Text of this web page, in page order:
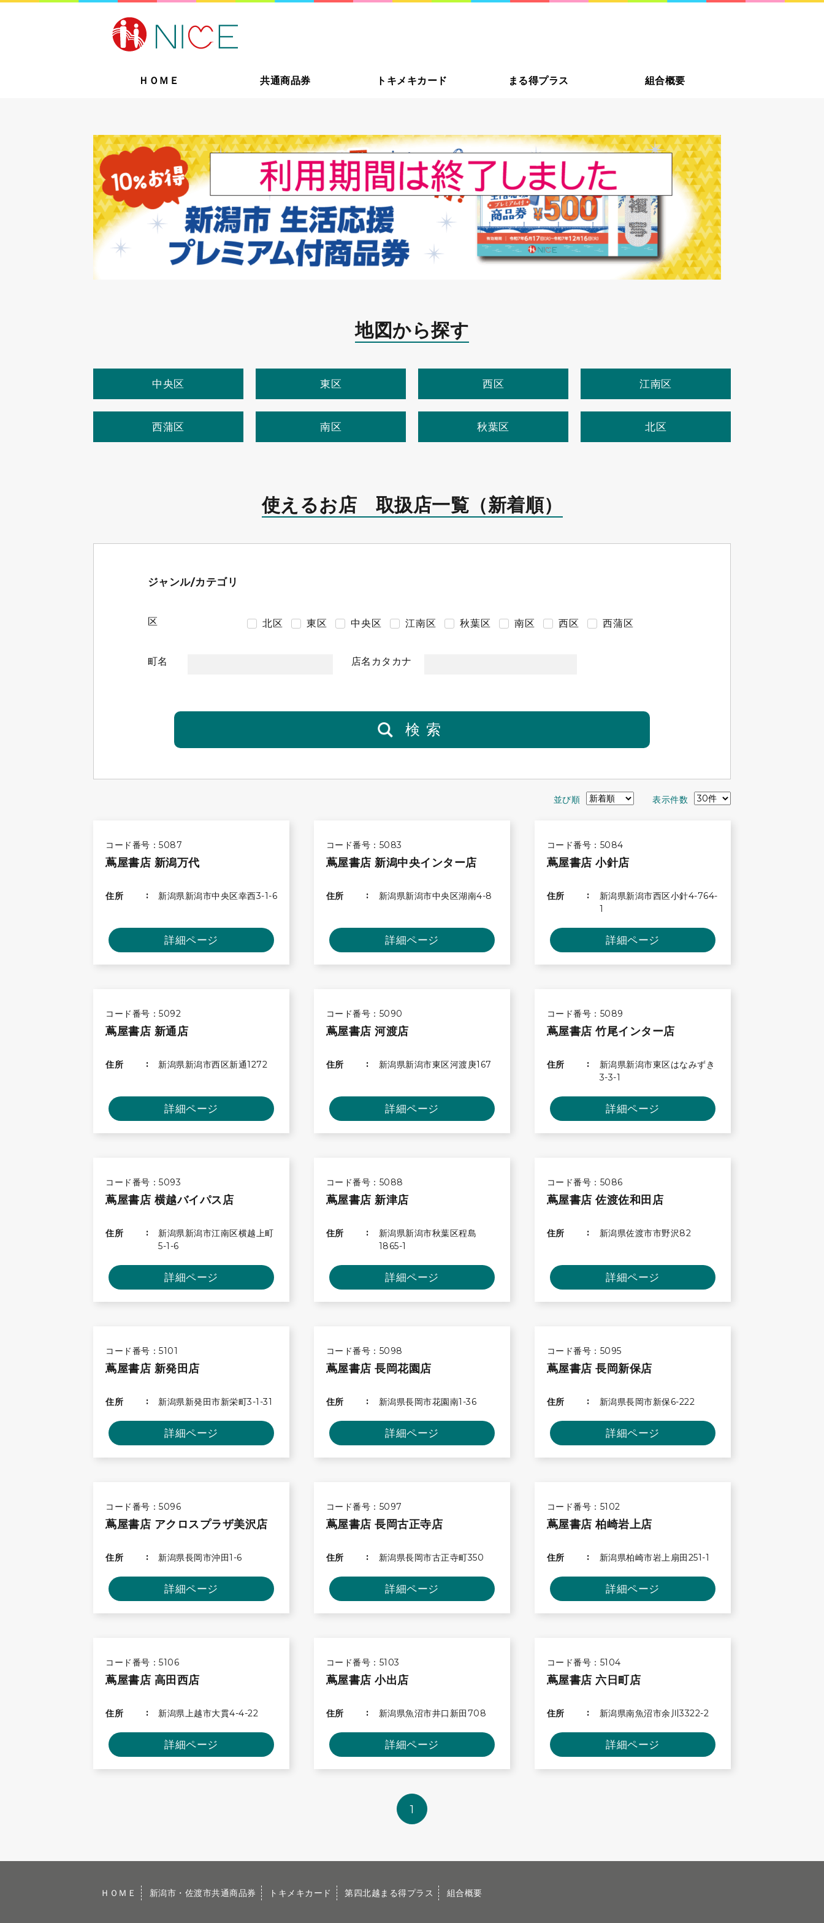
ＨＯＭＥ 共通商品券 トキメキカード まる得プラス 組合概要
地図から探す
中央区 東区 西区 江南区
西蒲区 南区 秋葉区 北区
使えるお店 取扱店一覧 （新着順）
ジャンル/カテゴリ
区 北区 東区 中央区 江南区 秋葉区 南区 西区 西蒲区
町名 店名カタカナ
検索
並び順 表示件数
コード番号：5087
蔦屋書店 新潟万代
住所 新潟県新潟市中央区幸西3-1-6
詳細ページ
コード番号：5083
蔦屋書店 新潟中央インター店
住所 新潟県新潟市中央区湖南4-8
詳細ページ
コード番号：5084
蔦屋書店 小針店
住所
新潟県新潟市西区小針4-764-
1
詳細ページ
コード番号：5092
蔦屋書店 新通店
住所 新潟県新潟市西区新通1272
詳細ページ
コード番号：5090
蔦屋書店 河渡店
住所 新潟県新潟市東区河渡庚167
詳細ページ
コード番号：5089
蔦屋書店 竹尾インター店
住所
新潟県新潟市東区はなみずき
3-3-1
詳細ページ
コード番号：5093
蔦屋書店 横越バイパス店
住所
新潟県新潟市江南区横越上町
5-1-6
詳細ページ
コード番号：5088
蔦屋書店 新津店
住所
新潟県新潟市秋葉区程島
1865-1
詳細ページ
コード番号：5086
蔦屋書店 佐渡佐和田店
住所 新潟県佐渡市市野沢82
詳細ページ
コード番号：5101
蔦屋書店 新発田店
住所 新潟県新発田市新栄町3-1-31
詳細ページ
コード番号：5098
蔦屋書店 長岡花園店
住所 新潟県長岡市花園南1-36
詳細ページ
コード番号：5095
蔦屋書店 長岡新保店
住所 新潟県長岡市新保6-222
詳細ページ
コード番号：5096
蔦屋書店 アクロスプラザ美沢店
住所 新潟県長岡市沖田1-6
詳細ページ
コード番号：5097
蔦屋書店 長岡古正寺店
住所 新潟県長岡市古正寺町350
詳細ページ
コード番号：5102
蔦屋書店 柏崎岩上店
住所 新潟県柏崎市岩上扇田251-1
詳細ページ
コード番号：5106
蔦屋書店 高田西店
住所 新潟県上越市大貫4-4-22
詳細ページ
コード番号：5103
蔦屋書店 小出店
住所 新潟県魚沼市井口新田708
詳細ページ
コード番号：5104
蔦屋書店 六日町店
住所 新潟県南魚沼市余川3322-2
詳細ページ
1
ＨＯＭＥ 新潟市・佐渡市共通商品券 トキメキカード 第四北越まる得プラス 組合概要